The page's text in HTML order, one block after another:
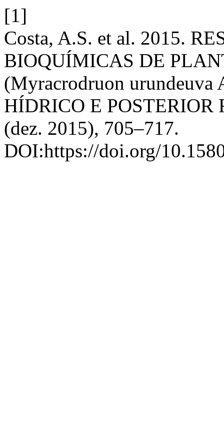
[1]
Costa, A.S. et al. 2015.
BIOQUÍMICAS DE
(Myracrodruon
HÍDRICO E
(dez. 2015), 705–717.
DOI:https://doi.org/